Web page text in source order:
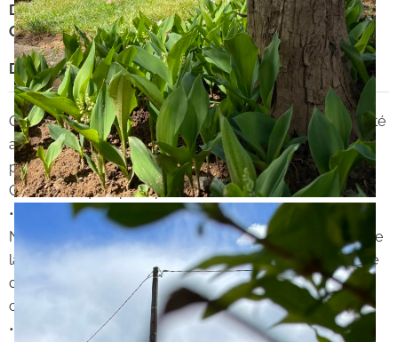
DPE: E
GES: B
Description
Opportunité unique : Devenez propriétaire d’une propriété
avec maison et dépendances dans le Périgord Noir, à
proximité du département du Lot.
Caractéristiques principales
• Localisation agréable : Située sur la commune de
NABIRAT dans un cadre paisible et naturel à proximité de
la Base de loisirs de Groléjac, lieu de loisirs très apprécié
des touristes et des locaux et à quelques minutes des
commodités.
• Maison principale :